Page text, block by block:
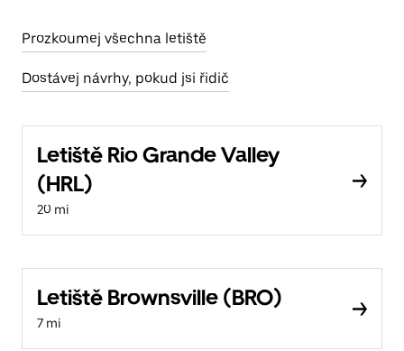
Prozkoumej všechna letiště
Dostávej návrhy, pokud jsi řidič
Letiště Rio Grande Valley
(HRL)
20 mi
Letiště Brownsville (BRO)
7 mi